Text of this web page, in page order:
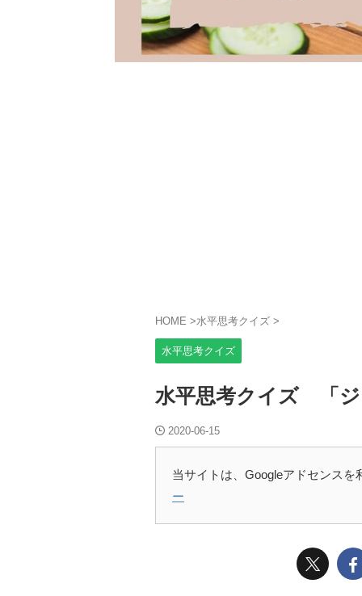
HOME >水平思考クイズ >
水平思考クイズ
水平思考クイズ 「
2020-06-15
当サイトは、Googleアドセンス
ー